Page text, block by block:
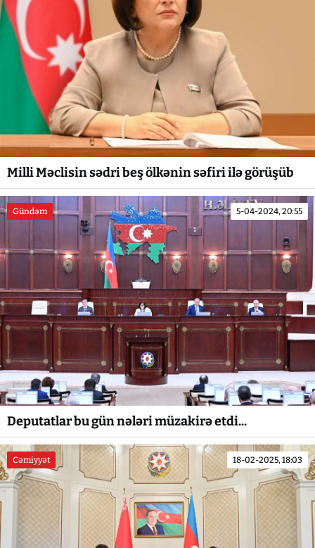
Milli Məclisin sədri beş ölkənin səfiri ilə görüşüb
Gündəm 5-04-2024, 20:55
Deputatlar bu gün nələri müzakirə etdi...
Cəmiyyət 18-02-2025, 18:03